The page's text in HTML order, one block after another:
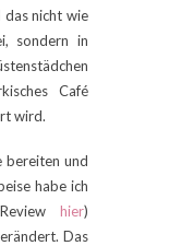
das nicht wie
sondern in
Café
wird.
bereiten und
habe ich
hier)
Das